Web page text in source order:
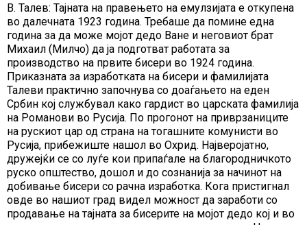
В. Талев: Тајната на правењето на емулзијата е откупена
во далечната 1923 година. Требаше да помине една
година за да може мојот дедо Ване и неговиот брат
Михаил (Милчо) да ја подготват работата за
производство на првите бисери во 1924 година.
Приказната за изработката на бисери и фамилијата
Талеви практично започнува со доаѓањето на еден
Србин кој службувал како гардист во царската фамилија
на Романови во Русија. По прогонот на приврзаниците
на рускиот цар од страна на тогашните комунисти во
Русија, прибежиште нашол во Охрид. Најверојатно,
дружејќи се со луѓе кои припаѓале на благородничкото
руско општество, дошол и до сознанија за начинот на
добивање бисери со рачна изработка. Кога пристигнал
овде во нашиот град видел можност да заработи со
продавање на тајната за бисерите на мојот дедо кој и во